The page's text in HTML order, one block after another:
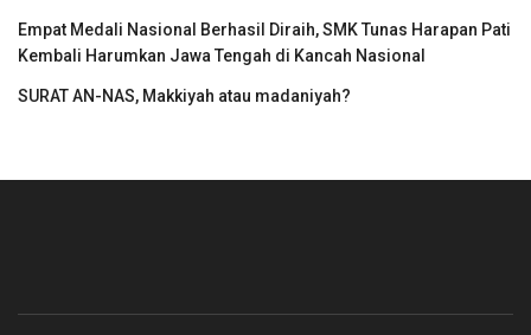
Empat Medali Nasional Berhasil Diraih, SMK Tunas Harapan Pati
Kembali Harumkan Jawa Tengah di Kancah Nasional
SURAT AN-NAS, Makkiyah atau madaniyah?